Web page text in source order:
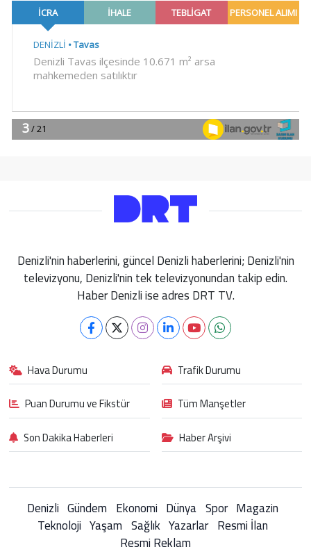
Denizli'nin haberlerini, güncel Denizli haberlerini; Denizli'nin
televizyonu, Denizli'nin tek televizyonundan takip edin.
Haber Denizli ise adres DRT TV.
Hava Durumu
Trafik Durumu
Puan Durumu ve Fikstür
Tüm Manşetler
Son Dakika Haberleri
Haber Arşivi
Denizli Gündem Ekonomi Dünya Spor Magazin
Teknoloji Yaşam Sağlık Yazarlar Resmi İlan